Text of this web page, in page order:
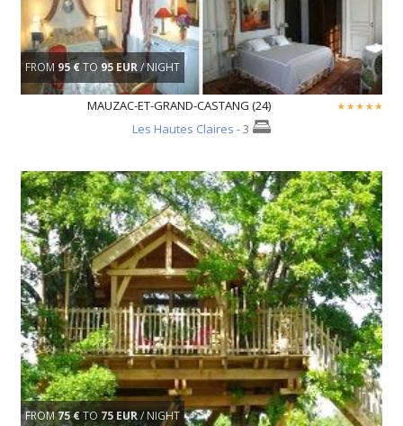
FROM95 €TO 95 EUR/ NIGHT
MAUZAC-ET-GRAND-CASTANG (24)
Les Hautes Claires - 3
FROM75 €TO 75 EUR/ NIGHT